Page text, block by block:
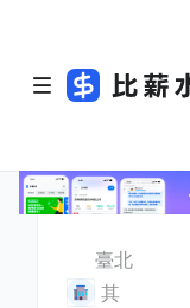
臺北
其